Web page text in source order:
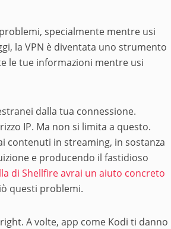
specialmente mentre usi
la VPN è diventata uno strumento
le tue informazioni mentre usi
dalla tua connessione.
IP. Ma non si limita a questo.
contenuti in streaming, in sostanza
e producendo il fastidioso
di Shellfire avrai un aiuto concreto
questi problemi.
A volte, app come Kodi ti danno